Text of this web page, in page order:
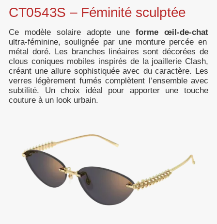
CT0543S – Féminité sculptée
Ce modèle solaire adopte une forme œil-de-chat
ultra-féminine, soulignée par une monture percée en
métal doré. Les branches linéaires sont décorées de
clous coniques mobiles inspirés de la joaillerie Clash,
créant une allure sophistiquée avec du caractère. Les
verres légèrement fumés complètent l’ensemble avec
subtilité. Un choix idéal pour apporter une touche
couture à un look urbain.